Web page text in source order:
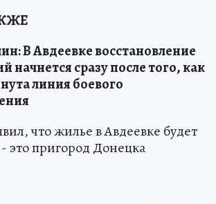
В Авдеевке восстановление
начнется сразу после того, как
линия боевого
что жилье в Авдеевке будет
это пригород Донецка